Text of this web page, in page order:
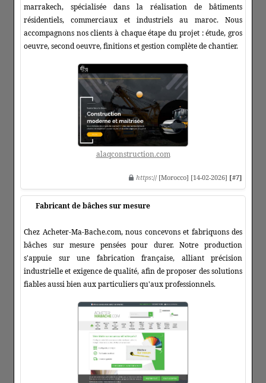
marrakech, spécialisée dans la réalisation de bâtiments
résidentiels, commerciaux et industriels au maroc. Nous
accompagnons nos clients à chaque étape du projet : étude, gros
oeuvre, second oeuvre, finitions et gestion complète de chantier.
alaqconstruction.com
https:// [Morocco] [14-02-2026] [#7]
Fabricant de bâches sur mesure
Chez Acheter-Ma-Bache.com, nous concevons et fabriquons des
bâches sur mesure pensées pour durer. Notre production
s'appuie sur une fabrication française, alliant précision
industrielle et exigence de qualité, afin de proposer des solutions
fiables aussi bien aux particuliers qu'aux professionnels.